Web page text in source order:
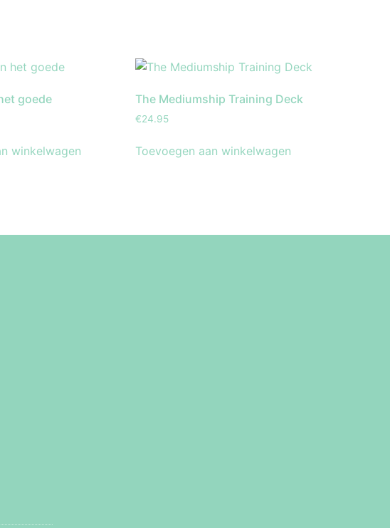
goede
winkelwagen
The Mediumship Training Deck
€24.95
Toevoegen aan winkelwagen